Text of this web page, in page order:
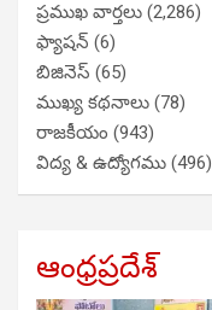
ప్రముఖ వార్తలు (2,286)
ఫ్యాషన్ (6)
బిజినెస్ (65)
ముఖ్య కథనాలు (78)
రాజకీయం (943)
విద్య & ఉద్యోగము (496)
ఆంధ్రప్రదేశ్